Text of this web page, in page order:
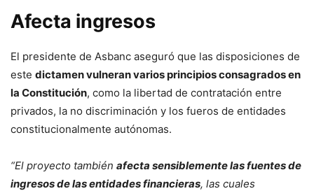
Afecta ingresos
El presidente de Asbanc aseguró que las disposiciones de
este dictamen vulneran varios principios consagrados en
la Constitución, como la libertad de contratación entre
privados, la no discriminación y los fueros de entidades
constitucionalmente autónomas.
“El proyecto también afecta sensiblemente las fuentes de
ingresos de las entidades financieras, las cuales